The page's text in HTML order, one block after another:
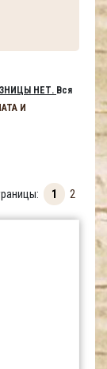
НЕТ. Вся
И
1 2